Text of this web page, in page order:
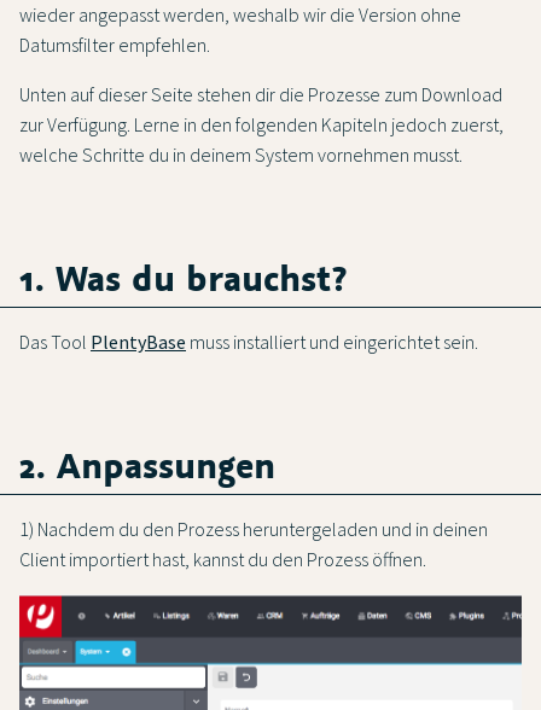
wieder angepasst werden, weshalb wir die Version ohne
Datumsfilter empfehlen.
Unten auf dieser Seite stehen dir die Prozesse zum Download
zur Verfügung. Lerne in den folgenden Kapiteln jedoch zuerst,
welche Schritte du in deinem System vornehmen musst.
1. Was du brauchst?
Das Tool PlentyBase muss installiert und eingerichtet sein.
2. Anpassungen
1) Nachdem du den Prozess heruntergeladen und in deinen
Client importiert hast, kannst du den Prozess öffnen.